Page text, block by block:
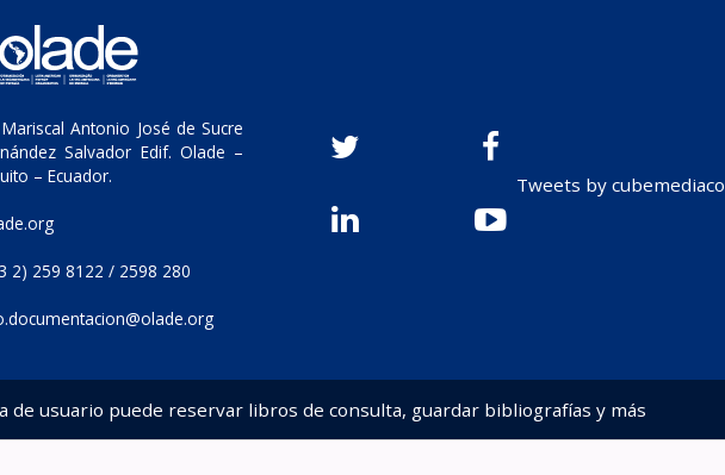
Antonio José de Sucre
Salvador Edif. Olade –
– Ecuador.
2) 259 8122 / 2598 280
Tweets by cubemediaco
de usuario puede reservar libros de consulta, guardar bibliografías y más